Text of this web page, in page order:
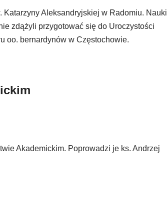
Aleksandryjskiej w Radomiu. Nauki
zdążyli przygotować się do Uroczystości
oo. bernardynów w Częstochowie.
Akademickim. Poprowadzi je ks. Andrzej